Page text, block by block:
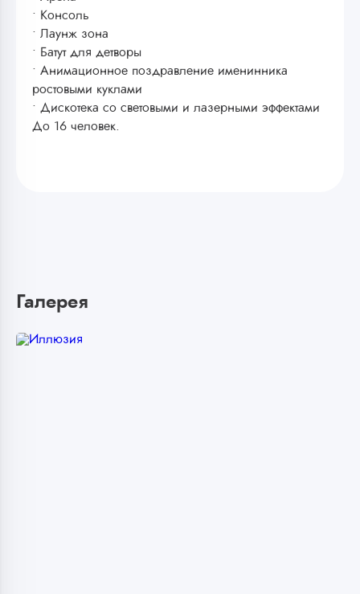
• Консоль
• Лаунж зона
• Батут для детворы
• Анимационное поздравление именинника
ростовыми куклами
• Дискотека со световыми и лазерными эффектами
До 16 человек.
Галерея